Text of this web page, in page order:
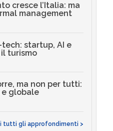
cresce l’Italia: ma
management
startup, AI e
turismo
ma non per tutti:
globale
tutti gli approfondimenti >